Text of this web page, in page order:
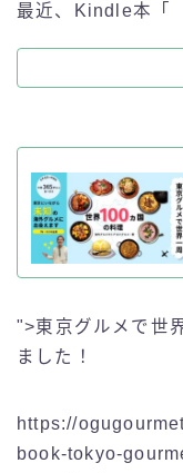
最近、Kindle本「
">東京グルメで世
ました！
https://
book-tokyo-